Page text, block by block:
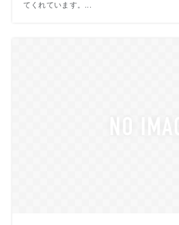
てくれています。...